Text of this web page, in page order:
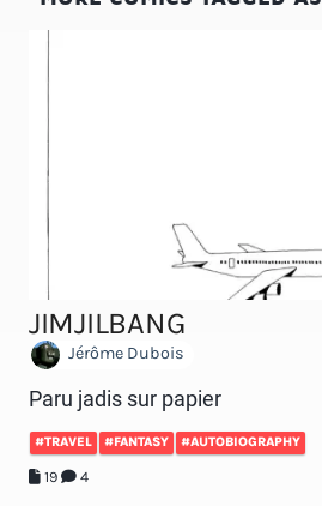
JIMJILBANG
Jérôme Dubois
Paru jadis sur papier
#TRAVEL #FANTASY #AUTOBIOGRAPHY
19 4